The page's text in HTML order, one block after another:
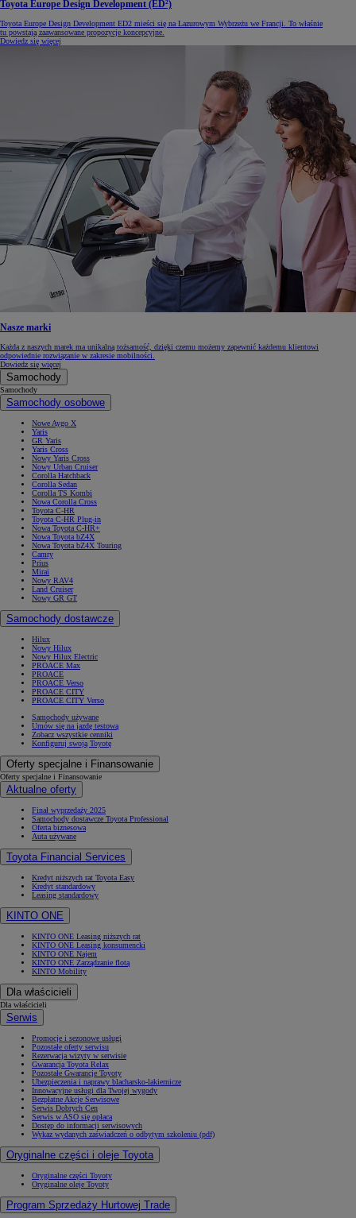
Toyota Europe Design Development (ED²)
Toyota Europe Design Development ED2 mieści się na Lazurowym Wybrzeżu we Francji. To właśnie
tu powstają zaawansowane propozycje koncepcyjne.
Dowiedz się więcej
Nasze marki
Każda z naszych marek ma unikalną tożsamość, dzięki czemu możemy zapewnić każdemu klientowi
odpowiednie rozwiązanie w zakresie mobilności.
Dowiedz się więcej
Samochody
Samochody
Samochody osobowe
Nowe Aygo X
Yaris
GR Yaris
Yaris Cross
Nowy Yaris Cross
Nowy Urban Cruiser
Corolla Hatchback
Corolla Sedan
Corolla TS Kombi
Nowa Corolla Cross
Toyota C-HR
Toyota C-HR Plug-in
Nowa Toyota C-HR+
Nowa Toyota bZ4X
Nowa Toyota bZ4X Touring
Camry
Prius
Mirai
Nowy RAV4
Land Cruiser
Nowy GR GT
Samochody dostawcze
Hilux
Nowy Hilux
Nowy Hilux Electric
PROACE Max
PROACE
PROACE Verso
PROACE CITY
PROACE CITY Verso
Samochody używane
Umów się na jazdę testową
Zobacz wszystkie cenniki
Konfiguruj swoją Toyotę
Oferty specjalne i Finansowanie
Oferty specjalne i Finansowanie
Aktualne oferty
Finał wyprzedaży 2025
Samochody dostawcze Toyota Professional
Oferta biznesowa
Auta używane
Toyota Financial Services
Kredyt niższych rat Toyota Easy
Kredyt standardowy
Leasing standardowy
KINTO ONE
KINTO ONE Leasing niższych rat
KINTO ONE Leasing konsumencki
KINTO ONE Najem
KINTO ONE Zarządzanie flotą
KINTO Mobility
Dla właścicieli
Dla właścicieli
Serwis
Promocje i sezonowe usługi
Pozostałe oferty serwisu
Rezerwacja wizyty w serwisie
Gwarancja Toyota Relax
Pozostałe Gwarancje Toyoty
Ubezpieczenia i naprawy blacharsko-lakiernicze
Innowacyjne usługi dla Twojej wygody
Bezpłatne Akcje Serwisowe
Serwis Dobrych Cen
Serwis w ASO się opłaca
Dostęp do informacji serwisowych
Wykaz wydanych zaświadczeń o odbytym szkoleniu (pdf)
Oryginalne części i oleje Toyota
Oryginalne części Toyoty
Oryginalne oleje Toyoty
Program Sprzedaży Hurtowej Trade